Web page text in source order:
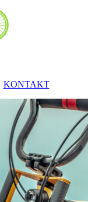
KONTAKT